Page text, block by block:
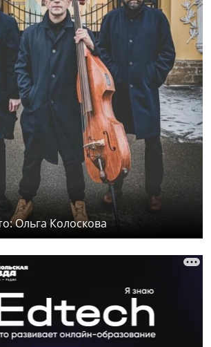
Ольга Колоскова